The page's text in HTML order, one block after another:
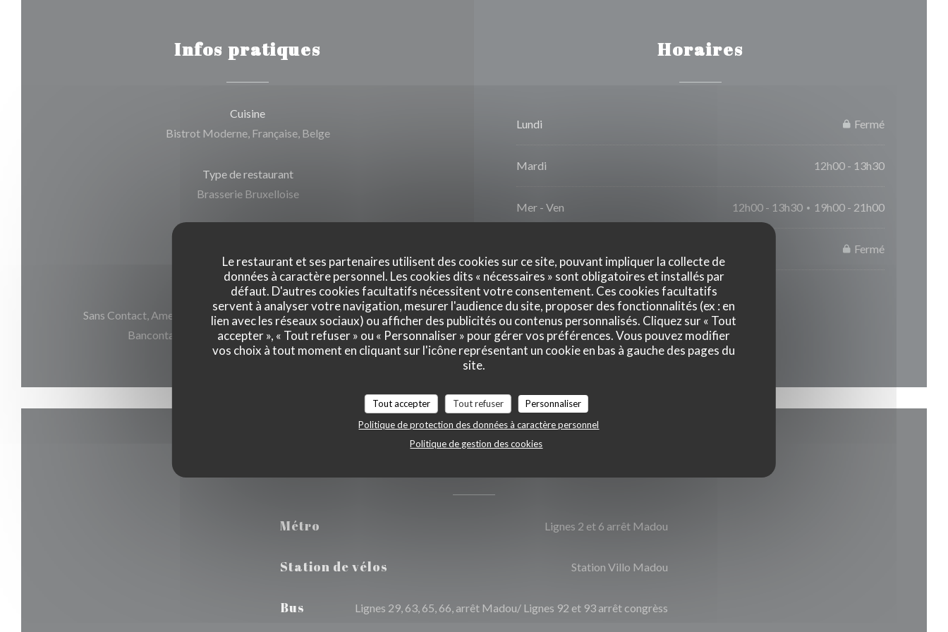
Le restaurant et ses partenaires utilisent des cookies sur ce site, pouvant impliquer la collecte de
données à caractère personnel. Les cookies dits « nécessaires » sont obligatoires et installés par
défaut. D'autres cookies facultatifs nécessitent votre consentement. Ces cookies facultatifs
servent à analyser votre navigation, mesurer l'audience du site, proposer des fonctionnalités (ex : en
lien avec les réseaux sociaux) ou afficher des publicités ou contenus personnalisés. Cliquez sur « Tout
accepter », « Tout refuser » ou « Personnaliser » pour gérer vos préférences. Vous pouvez modifier
vos choix à tout moment en cliquant sur l'icône représentant un cookie en bas à gauche des pages du
site.
Tout accepter Tout refuser
Personnaliser
Politique de protection des données à caractère personnel
Politique de gestion des cookies
Infos pratiques
Cuisine
Bistrot Moderne, Française, Belge
Type de restaurant
Brasserie Bruxelloise
Traiteur, Service en salle
Moyens de paiement
Sans Contact, American Express, Carte Bleue, Eurocard/Mastercard,
Bancontact / Mister Cash, Maestro, Visa, Espèces
Horaires
Lundi Fermé
Mardi 12h00 - 13h30
Mer - Ven 12h00 - 13h30 • 19h00 - 21h00
Fermé
Métro Lignes 2 et 6 arrêt Madou
Station de vélos Station Villo Madou
Bus Lignes 29, 63, 65, 66, arrêt Madou/ Lignes 92 et 93 arrêt congrèss